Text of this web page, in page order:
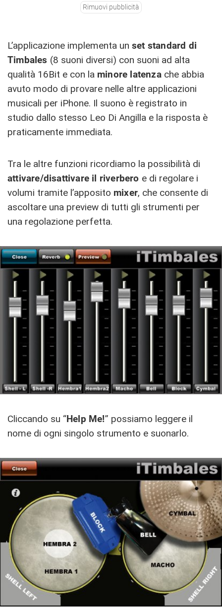
Rimuovi pubblicità
L’applicazione implementa un set standard di
Timbales (8 suoni diversi) con suoni ad alta
qualità 16Bit e con la minore latenzache abbia
avuto modo di provare nelle altre applicazioni
musicali per iPhone. Il suono è registrato in
studio dallo stesso Leo Di Angilla e la risposta è
praticamente immediata.
Tra le altre funzioni ricordiamo la possibilità di
attivare/disattivare il riverbero e di regolare i
volumi tramite l’apposito mixer, che consente di
ascoltare una preview di tutti gli strumenti per
una regolazione perfetta.
Cliccando su “Help Me!” possiamo leggere il
nome di ogni singolo strumento e suonarlo.